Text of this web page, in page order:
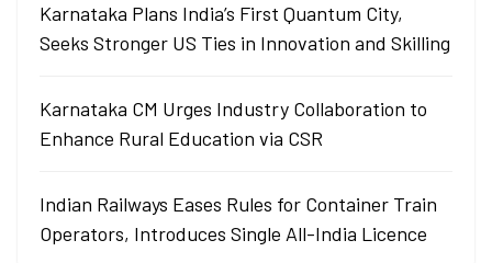
Karnataka Plans India’s First Quantum City,
Seeks Stronger US Ties in Innovation and Skilling
Karnataka CM Urges Industry Collaboration to
Enhance Rural Education via CSR
Indian Railways Eases Rules for Container Train
Operators, Introduces Single All-India Licence